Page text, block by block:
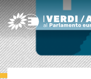
Greens/EFA Home